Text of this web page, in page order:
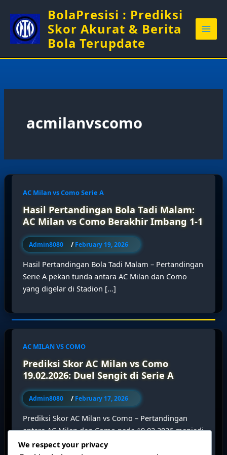
content
BolaPresisi : Prediksi
Skor Akurat & Berita
Bola Terupdate
acmilanvscomo
AC Milan vs Como Serie A
Hasil Pertandingan Bola Tadi Malam:
AC Milan vs Como Berakhir Imbang 1-1
Admin8080 / February 19, 2026
Hasil Pertandingan Bola Tadi Malam – Pertandingan
Serie A pekan tunda antara AC Milan dan Como
yang digelar di Stadion […]
AC MILAN VS COMO
Prediksi Skor AC Milan vs Como
19.02.2026: Duel Sengit di Serie A
Admin8080 / February 17, 2026
Prediksi Skor AC Milan vs Como – Pertandingan
antara AC Milan dan Como pada 19.02.2026 menjadi
salah satu laga yang
We respect your privacy